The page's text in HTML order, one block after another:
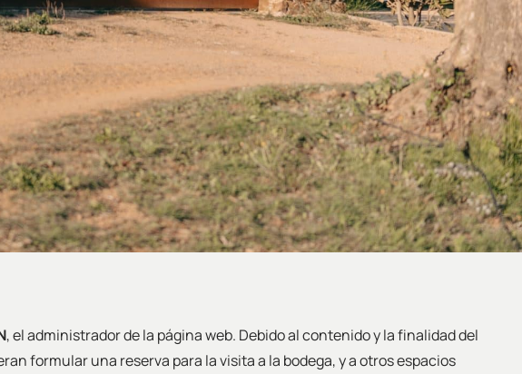
, el administrador de la página web. Debido al contenido y la finalidad del
formular una reserva para la visita a la bodega, y a otros espacios